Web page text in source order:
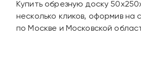
Купить обрезную доску
несколько кликов, оформив на
по Москве и Московской